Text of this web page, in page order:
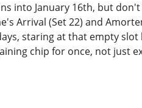
into January 16th, but
Arrival (Set 22) and
staring at that empty
chip for once, not just